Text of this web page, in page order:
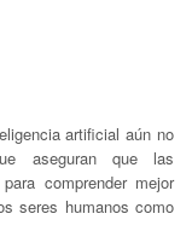
artificial aún no
aseguran que las
comprender mejor
seres humanos como